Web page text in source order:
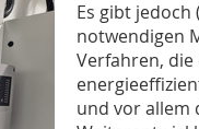
Es gibt
notwendigen
Verfahren,
und vor allem